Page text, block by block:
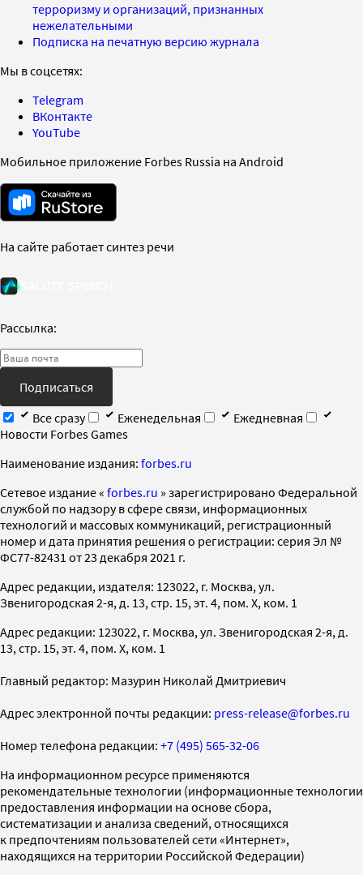
терроризму и организаций, признанных
нежелательными
Подписка на печатную версию журнала
Мы в соцсетях:
Telegram
ВКонтакте
YouTube
Мобильное приложение Forbes Russia на Android
На сайте работает синтез речи
Рассылка:
Подписаться
Все сразу
Еженедельная
Ежедневная
Новости Forbes Games
Наименование издания: forbes.ru
Cетевое издание « forbes.ru » зарегистрировано Федеральной
службой по надзору в сфере связи, информационных
технологий и массовых коммуникаций, регистрационный
номер и дата принятия решения о регистрации: серия Эл №
ФС77-82431 от 23 декабря 2021 г.
Адрес редакции, издателя: 123022, г. Москва, ул.
Звенигородская 2-я, д. 13, стр. 15, эт. 4, пом. X, ком. 1
Адрес редакции: 123022, г. Москва, ул. Звенигородская 2-я, д.
13, стр. 15, эт. 4, пом. X, ком. 1
Главный редактор: Мазурин Николай Дмитриевич
Адрес электронной почты редакции: press-release@forbes.ru
Номер телефона редакции: +7 (495) 565-32-06
На информационном ресурсе применяются
рекомендательные технологии (информационные технологии
предоставления информации на основе сбора,
систематизации и анализа сведений, относящихся
к предпочтениям пользователей сети «Интернет»,
находящихся на территории Российской Федерации)